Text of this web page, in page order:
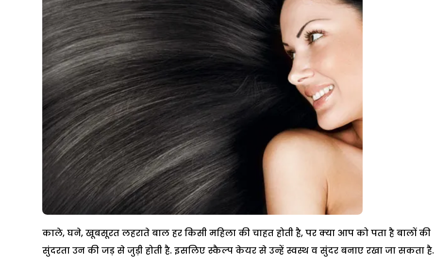
काले, घने, खूबसूरत लहराते बाल हर किसी महिला की चाहत होती है, पर क्या आप को पता है बालों की
सुंदरता उन की जड़ से जुड़ी होती है. इसलिए स्कैल्प केयर से उन्हें स्वस्थ व सुंदर बनाए रखा जा सकता है.